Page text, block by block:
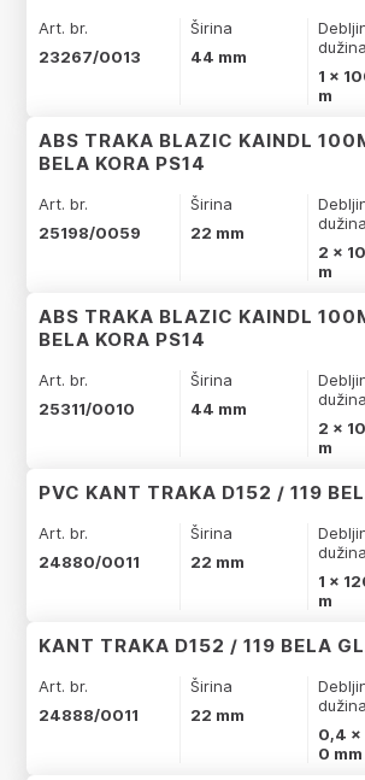
Art. br.
23267/0013
Širina
44 mm
dužina
1 x
m
ABS TRAKA BLAZIC KAINDL
BELA KORA PS14
Art. br.
25198/0059
Širina
22 mm
dužina
2 x
m
ABS TRAKA BLAZIC KAINDL
BELA KORA PS14
Art. br.
25311/0010
Širina
44 mm
dužina
2 x
m
PVC KANT TRAKA D152 / 119
Art. br.
24880/0011
Širina
22 mm
dužina
1 x
m
KANT TRAKA D152 / 119 BELA
Art. br.
24888/0011
Širina
22 mm
dužina
0,4
0 mm